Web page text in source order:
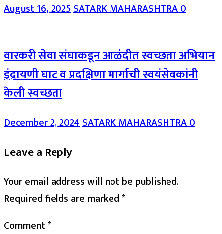
August 16, 2025SATARK MAHARASHTRA0
वारकरी सेवा संघाकडून आळंदीत स्वच्छता अभियान
इंद्रायणी घाट व प्रदक्षिणा मार्गाची स्वयंसेवकांनी
केली स्वच्छता
December 2, 2024SATARK MAHARASHTRA0
Leave a Reply
Your email address will not be published.
Required fields are marked*
Comment*